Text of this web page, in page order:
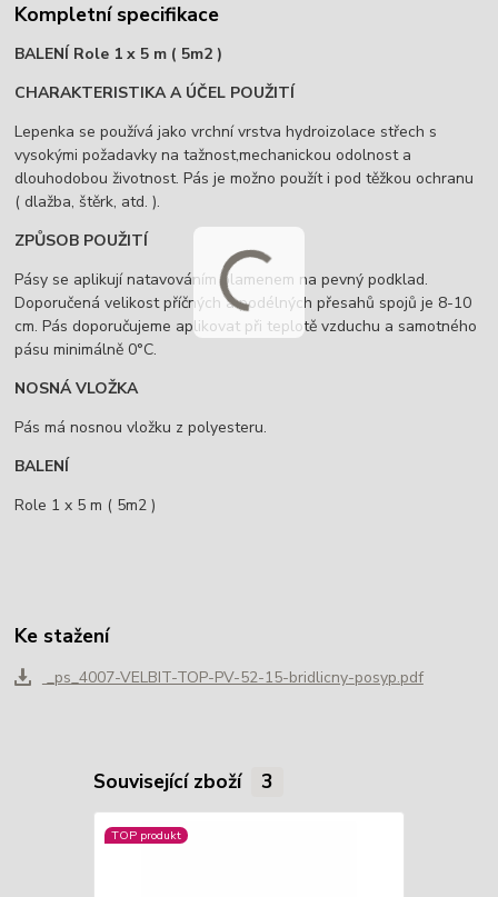
Kompletní specifikace
BALENÍ Role 1 x 5 m ( 5m2 )
CHARAKTERISTIKA A ÚČEL POUŽITÍ
Lepenka se používá jako vrchní vrstva hydroizolace střech s
vysokými požadavky na tažnost,mechanickou odolnost a
dlouhodobou životnost. Pás je možno použít i pod těžkou ochranu
( dlažba, štěrk, atd. ).
ZPŮSOB POUŽITÍ
Pásy se aplikují natavováním plamenem na pevný podklad.
Doporučená velikost příčných a podélných přesahů spojů je 8-10
cm. Pás doporučujeme aplikovat při teplotě vzduchu a samotného
pásu minimálně 0°C.
NOSNÁ VLOŽKA
Pás má nosnou vložku z polyesteru.
BALENÍ
Role 1 x 5 m ( 5m2 )
Ke stažení
_ps_4007-VELBIT-TOP-PV-52-15-bridlicny-posyp.pdf
Související zboží 3
TOP produkt